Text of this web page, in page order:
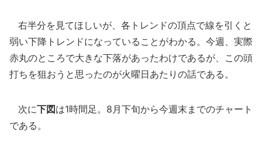
右半分を見てほしいが、各トレンドの頂点で線を引くと
弱い下降トレンドになっていることがわかる。今週、実際
赤丸のところで大きな下落があったわけであるが、この頭
打ちを狙おうと思ったのが火曜日あたりの話である。
次に下図は1時間足。8月下旬から今週末までのチャート
である。